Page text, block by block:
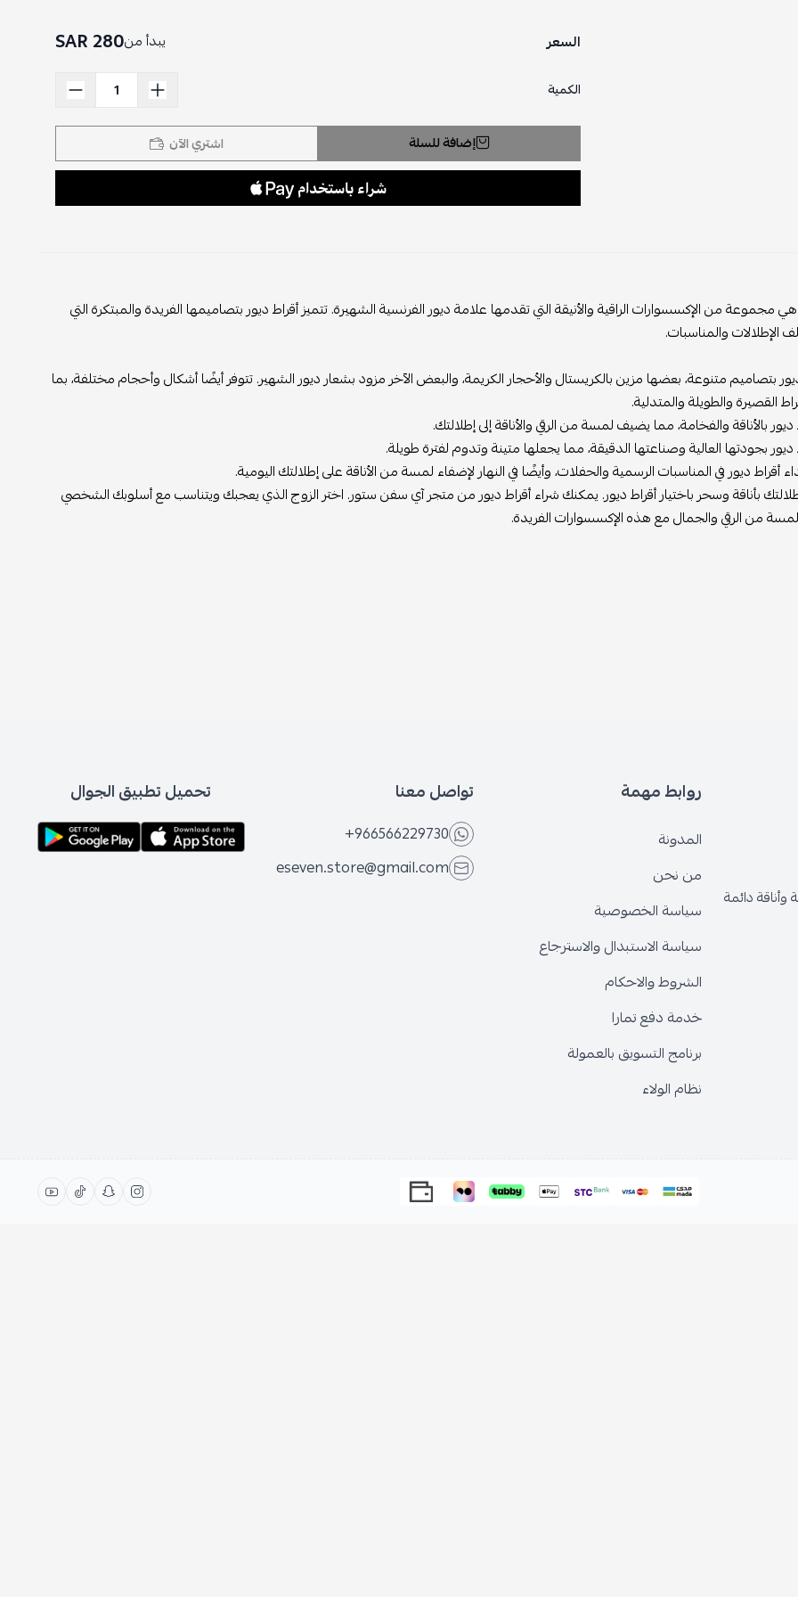
السعر يبدأ من280 SAR
الكمية
إضافة للسلة اشتري الآن
مجموعة من الإكسسوارات الراقية والأنيقة التي تقدمها علامة ديور الفرنسية الشهيرة. تتميز أقراط ديور بتصاميمها الفريدة والمبتكرة التي
الإطلالات والمناسبات.
ديور بتصاميم متنوعة، بعضها مزين بالكريستال والأحجار الكريمة، والبعض الآخر مزود بشعار ديور الشهير. تتوفر أيضًا أشكال وأحجام مختلفة، بما
القصيرة والطويلة والمتدلية.
ديور بالأناقة والفخامة، مما يضيف لمسة من الرقي والأناقة إلى إطلالتك.
ديور بجودتها العالية وصناعتها الدقيقة، مما يجعلها متينة وتدوم لفترة طويلة.
أقراط ديور في المناسبات الرسمية والحفلات، وأيضًا في النهار لإضفاء لمسة من الأناقة على إطلالتك اليومية.
بأناقة وسحر باختيار أقراط ديور. يمكنك شراء أقراط ديور من متجر آي سفن ستور. اختر الزوج الذي يعجبك ويتناسب مع أسلوبك الشخصي
من الرقي والجمال مع هذه الإكسسوارات الفريدة.
دائمة
روابط مهمة
المدونة
من نحن
سياسة الخصوصية
سياسة الاستبدال والاسترجاع
الشروط والاحكام
خدمة دفع تمارا
برنامج التسويق بالعمولة
نظام الولاء
تواصل معنا
+966566229730
eseven.store@gmail.com
تحميل تطبيق الجوال